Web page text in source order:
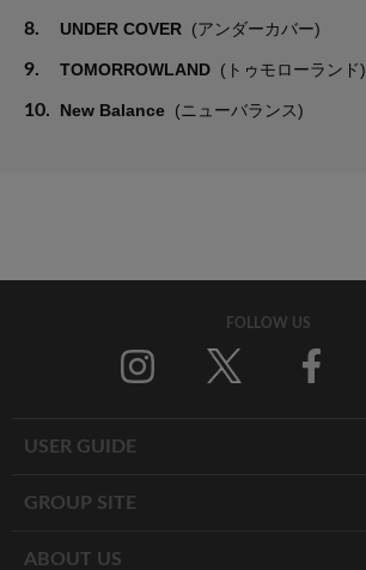
8. UNDER COVER (アンダーカバー)
9. TOMORROWLAND (トゥモローランド)
10. New Balance (ニューバランス)
FOLLOW US
USER GUIDE
GROUP SITE
ABOUT US